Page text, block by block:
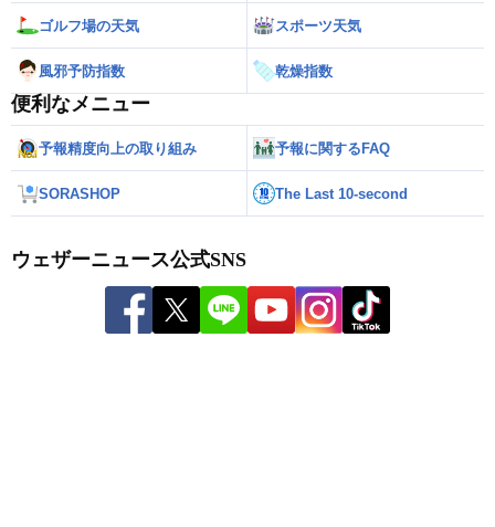
ゴルフ場の天気 スポーツ天気
風邪予防指数 乾燥指数
便利なメニュー
予報精度向上の取り組み 予報に関するFAQ
SORASHOP The Last 10-second
ウェザーニュース公式SNS